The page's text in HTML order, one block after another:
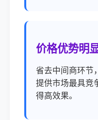
价格优势明
省去中间商环节
提供市场最具竞
得高效果。